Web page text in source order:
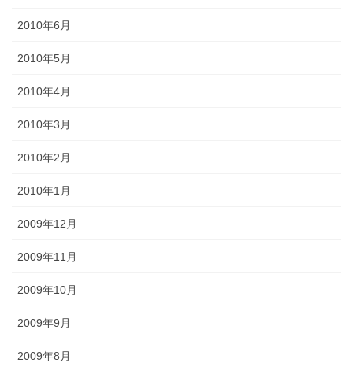
2010年6月
2010年5月
2010年4月
2010年3月
2010年2月
2010年1月
2009年12月
2009年11月
2009年10月
2009年9月
2009年8月